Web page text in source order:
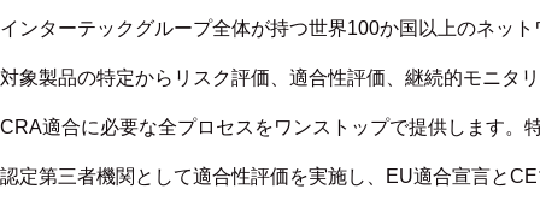
インターテックグループ全体が持つ世界100か国以上のネッ
対象製品の特定からリスク評価、適合性評価、継続的モニタ
CRA適合に必要な全プロセスをワンストップで提供します。
認定第三者機関として適合性評価を実施し、EU適合宣言と